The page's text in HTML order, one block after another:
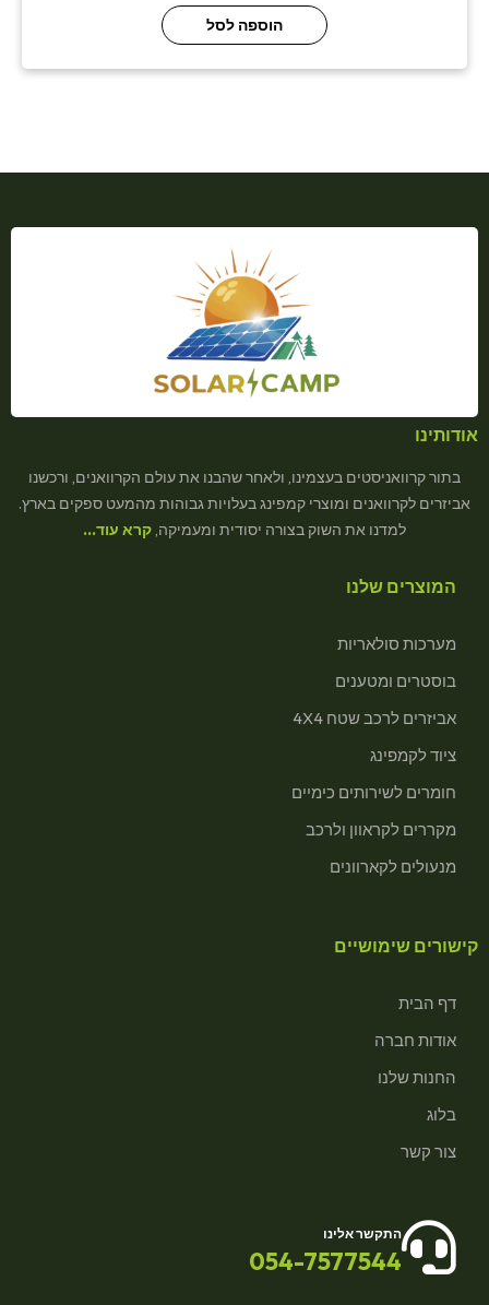
הוספה לסל
אודותינו
בתור קרוואניסטים בעצמינו, ולאחר שהבנו את עולם הקרוואנים, ורכשנו
אביזרים לקרוואנים ומוצרי קמפינג בעלויות גבוהות מהמעט ספקים בארץ.
למדנו את השוק בצורה יסודית ומעמיקה, קרא עוד…
המוצרים שלנו
מערכות סולאריות
בוסטרים ומטענים
אביזרים לרכב שטח 4X4
ציוד לקמפינג
חומרים לשירותים כימיים
מקררים לקראוון ולרכב
מנעולים לקארוונים
קישורים שימושיים
דף הבית
אודות חברה
החנות שלנו
בלוג
צור קשר
התקשר אלינו
054-7577544